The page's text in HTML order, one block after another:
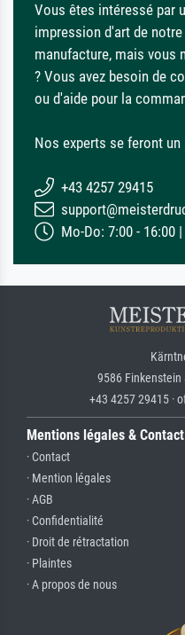
Vous êtes intéressé par
impression d'art de notre
manufacture, mais vous
? Vous avez besoin de
ou d'aide pour la
Nos experts se feront
+43 4257 29415
Mo-Do: 7:00 - 16:00
9586 Finkenstein
+43 4257 29415 ·
Mentions légales & Contact
· Contact
· Mention légales
· AGB
· Confidentialité
· Droit de rétractation
· Plaintes
· A propos de nous